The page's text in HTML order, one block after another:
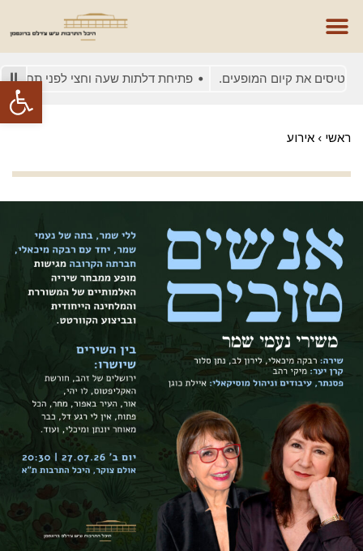
פתח את קיום המופעים. פתיחת דלתות שעה וחצי לפני תחילת
ראשי › אירוע